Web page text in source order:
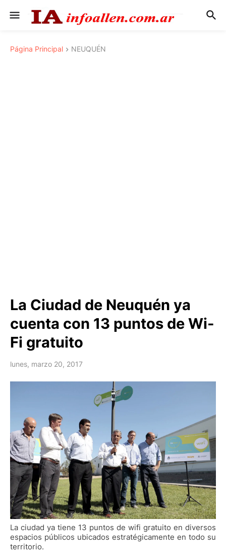
Página Principal NEUQUÉN
La Ciudad de Neuquén ya
cuenta con 13 puntos de Wi-
Fi gratuito
lunes, marzo 20, 2017
La ciudad ya tiene 13 puntos de wifi gratuito en diversos
espacios públicos ubicados estratégicamente en todo su
territorio.